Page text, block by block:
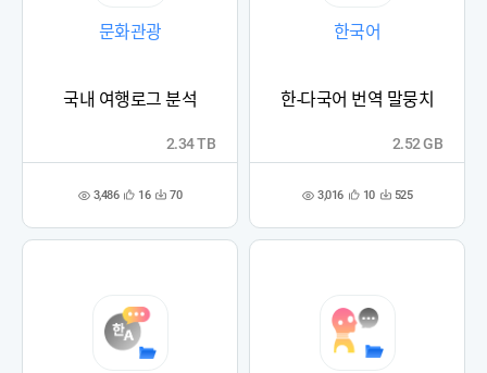
문화관광
국내 여행로그 분석
조 3,486 관
록
16 다 70
2.34 TB
한국어
한-다국어 번역 말뭉치
조 3,016 관
록
10 다 525
2.52 GB